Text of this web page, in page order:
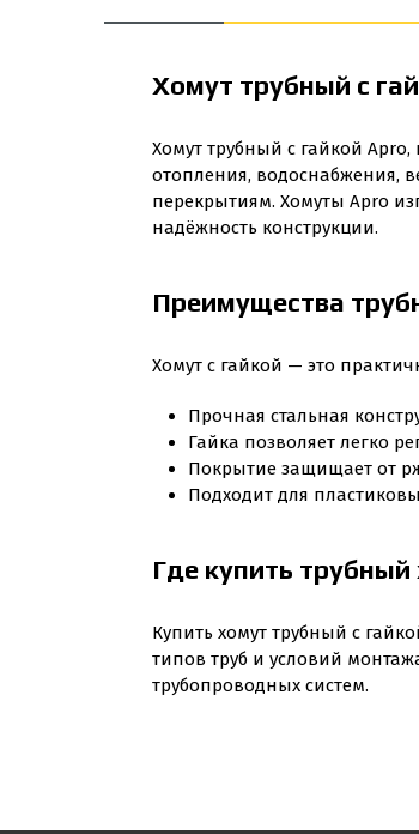
Хомут трубный с
Хомут трубный с гайкой
отопления, водоснабжения,
перекрытиям. Хомуты Apro
надёжность конструкции.
Преимущества
Хомут с гайкой — это
Прочная стальная
Гайка позволяет легко
Покрытие защищает от
Подходит для
Где купить
Купить хомут трубный с
типов труб и условий
трубопроводных систем.